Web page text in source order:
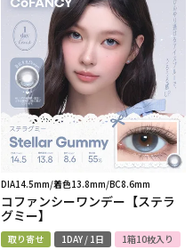
DIA14.5mm/着色13.8mm/BC8.6mm
コファンシーワンデー【ステラ
グミー】
取り寄せ 1DAY / 1日 1箱10枚入り